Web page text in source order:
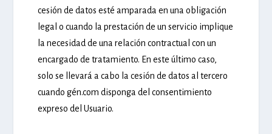
cesión de datos esté amparada en una obligación
legal o cuando la prestación de un servicio implique
la necesidad de una relación contractual con un
encargado de tratamiento. En este último caso,
solo se llevará a cabo la cesión de datos al tercero
cuando gén.com disponga del consentimiento
expreso del Usuario.